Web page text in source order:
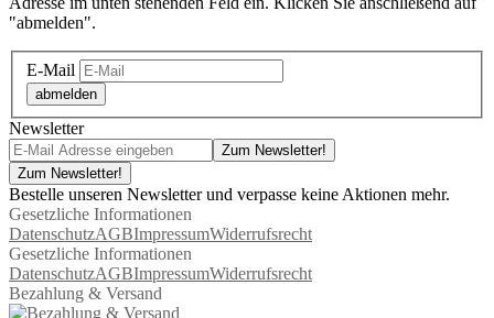
"abmelden".
E-Mail
abmelden
Newsletter
Zum Newsletter!
Zum Newsletter!
Bestelle unseren Newsletter und verpasse keine Aktionen mehr.
Gesetzliche Informationen
DatenschutzAGBImpressumWiderrufsrecht
Gesetzliche Informationen
DatenschutzAGBImpressumWiderrufsrecht
Bezahlung & Versand